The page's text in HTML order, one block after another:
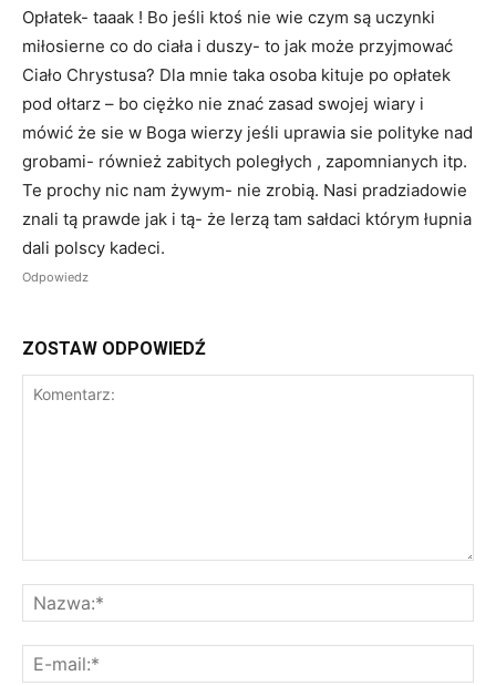
Opłatek- taaak ! Bo jeśli ktoś nie wie czym są uczynki
miłosierne co do ciała i duszy- to jak może przyjmować
Ciało Chrystusa? Dla mnie taka osoba kituje po opłatek
pod ołtarz – bo ciężko nie znać zasad swojej wiary i
mówić że sie w Boga wierzy jeśli uprawia sie polityke nad
grobami- również zabitych poległych , zapomnianych itp.
Te prochy nic nam żywym- nie zrobią. Nasi pradziadowie
znali tą prawde jak i tą- że lerzą tam sałdaci którym łupnia
dali polscy kadeci.
Odpowiedz
ZOSTAW ODPOWIEDŹ